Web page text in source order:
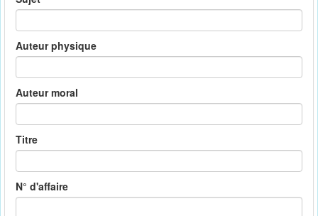
Auteur physique
Auteur moral
Titre
N° d'affaire